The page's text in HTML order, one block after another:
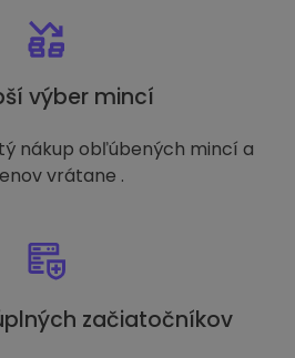
výber mincí
nákup obľúbených mincí a
vrátane .
začiatočníkov